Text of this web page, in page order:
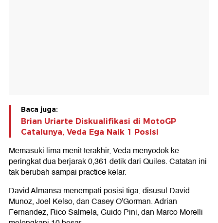
Baca juga:
Brian Uriarte Diskualifikasi di MotoGP
Catalunya, Veda Ega Naik 1 Posisi
Memasuki lima menit terakhir, Veda menyodok ke
peringkat dua berjarak 0,361 detik dari Quiles. Catatan ini
tak berubah sampai practice kelar.
David Almansa menempati posisi tiga, disusul David
Munoz, Joel Kelso, dan Casey O'Gorman. Adrian
Fernandez, Rico Salmela, Guido Pini, dan Marco Morelli